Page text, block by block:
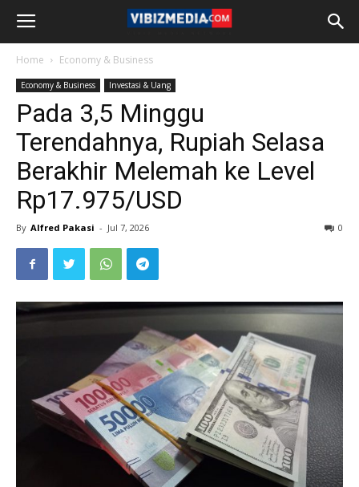
Home Economy & Business
Economy & Business Investasi & Uang
Pada 3,5 Minggu
Terendahnya, Rupiah Selasa
Berakhir Melemah ke Level
Rp17.975/USD
By Alfred Pakasi - Jul 7, 2026 0